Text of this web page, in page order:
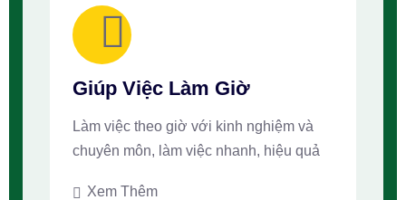
Giúp Việc Làm Giờ
Làm việc theo giờ với kinh nghiệm và
chuyên môn, làm việc nhanh, hiệu quả
Xem Thêm